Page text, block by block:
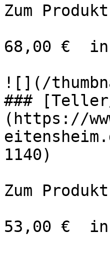
Zum Produkt
68,00 €
![](/
###
(https://
1140)
Zum Produkt
53,00 €